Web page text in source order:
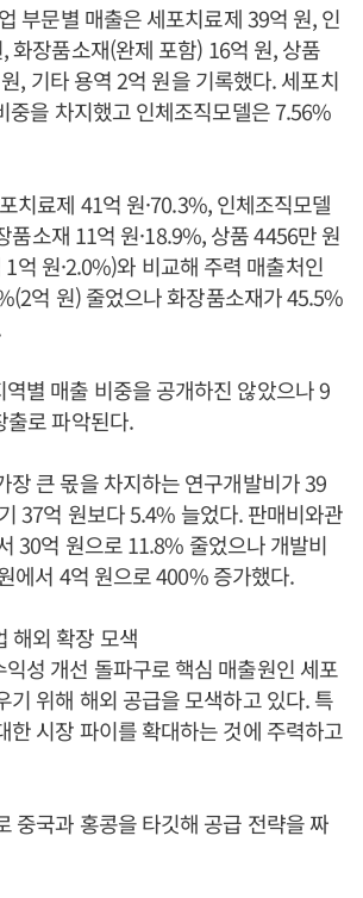
부문별 매출은 세포치료제 39억 원, 인
화장품소재(완제 포함) 16억 원, 상품
, 기타 용역 2억 원을 기록했다. 세포치
중을 차지했고 인체조직모델은 7.56%
치료제 41억 원·70.3%, 인체조직모델
품소재 11억 원·18.9%, 상품 4456만 원
억 원·2.0%)와 비교해 주력 매출처인
억 원) 줄었으나 화장품소재가 45.5%
별 매출 비중을 공개하진 않았으나 9
로 파악된다.
장 큰 몫을 차지하는 연구개발비가 39
37억 원보다 5.4% 늘었다. 판매비와관
30억 원으로 11.8% 줄었으나 개발비
에서 4억 원으로 400% 증가했다.
해외 확장 모색
성 개선 돌파구로 핵심 매출원인 세포
기 위해 해외 공급을 모색하고 있다. 특
한 시장 파이를 확대하는 것에 주력하고
중국과 홍콩을 타깃해 공급 전략을 짜